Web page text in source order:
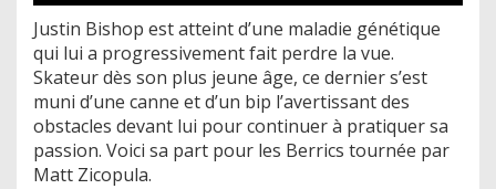
Justin Bishop est atteint d’une maladie génétique
qui lui a progressivement fait perdre la vue.
Skateur dès son plus jeune âge, ce dernier s’est
muni d’une canne et d’un bip l’avertissant des
obstacles devant lui pour continuer à pratiquer sa
passion. Voici sa part pour les Berrics tournée par
Matt Zicopula.